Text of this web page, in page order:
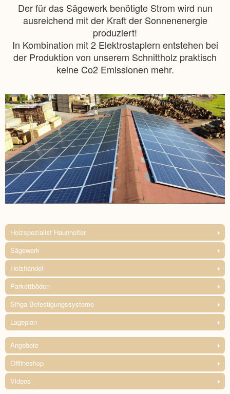
Der für das Sägewerk benötigte Strom wird nun
ausreichend mit der Kraft der Sonnenenergie
produziert!
In Kombination mit 2 Elektrostaplern entstehen bei
der Produktion von unserem Schnittholz praktisch
keine Co2 Emissionen mehr.
Holzspezialist Haunholter
Sägewerk
Holzhandel
Parkettböden
Sihga Befestigungssysteme
Lageplan
Angebote
Offlineshop
Videos